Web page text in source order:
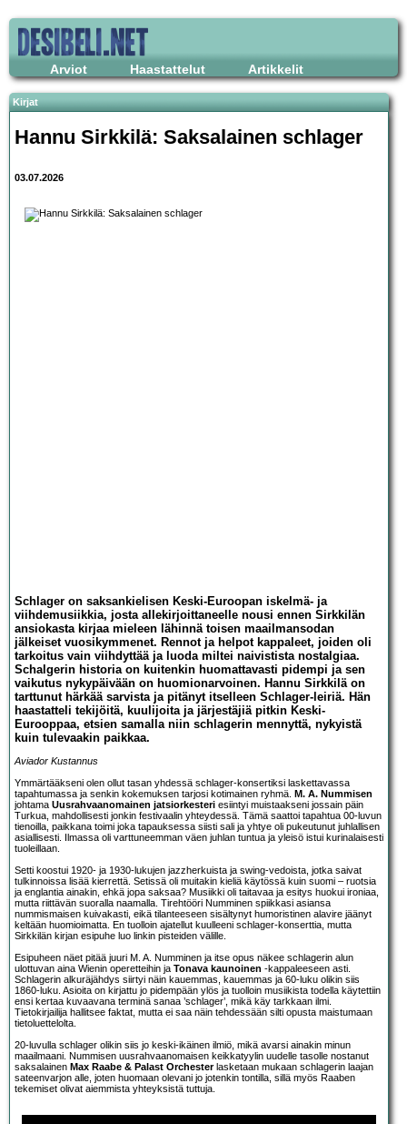
Arviot Haastattelut Artikkelit
Kirjat
Hannu Sirkkilä: Saksalainen schlager
03.07.2026
Schlager on saksankielisen Keski-Euroopan iskelmä- ja
viihdemusiikkia, josta allekirjoittaneelle nousi ennen Sirkkilän
ansiokasta kirjaa mieleen lähinnä toisen maailmansodan
jälkeiset vuosikymmenet. Rennot ja helpot kappaleet, joiden oli
tarkoitus vain viihdyttää ja luoda miltei naivistista nostalgiaa.
Schalgerin historia on kuitenkin huomattavasti pidempi ja sen
vaikutus nykypäivään on huomionarvoinen. Hannu Sirkkilä on
tarttunut härkää sarvista ja pitänyt itselleen Schlager-leiriä. Hän
haastatteli tekijöitä, kuulijoita ja järjestäjiä pitkin Keski-
Eurooppaa, etsien samalla niin schlagerin mennyttä, nykyistä
kuin tulevaakin paikkaa.
Aviador Kustannus
Ymmärtääkseni olen ollut tasan yhdessä schlager-konsertiksi laskettavassa
tapahtumassa ja senkin kokemuksen tarjosi kotimainen ryhmä. M. A. Nummisen
johtama Uusrahvaanomainen jatsiorkesteri esiintyi muistaakseni jossain päin
Turkua, mahdollisesti jonkin festivaalin yhteydessä. Tämä saattoi tapahtua 00-luvun
tienoilla, paikkana toimi joka tapauksessa siisti sali ja yhtye oli pukeutunut juhlallisen
asiallisesti. Ilmassa oli varttuneemman väen juhlan tuntua ja yleisö istui kurinalaisesti
tuoleillaan.
Setti koostui 1920- ja 1930-lukujen jazzherkuista ja swing-vedoista, jotka saivat
tulkinnoissa lisää kierrettä. Setissä oli muitakin kieliä käytössä kuin suomi – ruotsia
ja englantia ainakin, ehkä jopa saksaa? Musiikki oli taitavaa ja esitys huokui ironiaa,
mutta riittävän suoralla naamalla. Tirehtööri Numminen spiikkasi asiansa
nummismaisen kuivakasti, eikä tilanteeseen sisältynyt humoristinen alavire jäänyt
keltään huomioimatta. En tuolloin ajatellut kuulleeni schlager-konserttia, mutta
Sirkkilän kirjan esipuhe luo linkin pisteiden välille.
Esipuheen näet pitää juuri M. A. Numminen ja itse opus näkee schlagerin alun
ulottuvan aina Wienin operetteihin ja Tonava kaunoinen -kappaleeseen asti.
Schlagerin alkuräjähdys siirtyi näin kauemmas, kauemmas ja 60-luku olikin siis
1860-luku. Asioita on kirjattu jo pidempään ylös ja tuolloin musiikista todella käytettiin
ensi kertaa kuvaavana terminä sanaa ’schlager’, mikä käy tarkkaan ilmi.
Tietokirjailija hallitsee faktat, mutta ei saa näin tehdessään silti opusta maistumaan
tietoluettelolta.
20-luvulla schlager olikin siis jo keski-ikäinen ilmiö, mikä avarsi ainakin minun
maailmaani. Nummisen uusrahvaanomaisen keikkatyylin uudelle tasolle nostanut
saksalainen Max Raabe & Palast Orchesterlasketaan mukaan schlagerin laajan
sateenvarjon alle, joten huomaan olevani jo jotenkin tontilla, sillä myös Raaben
tekemiset olivat aiemmista yhteyksistä tuttuja.